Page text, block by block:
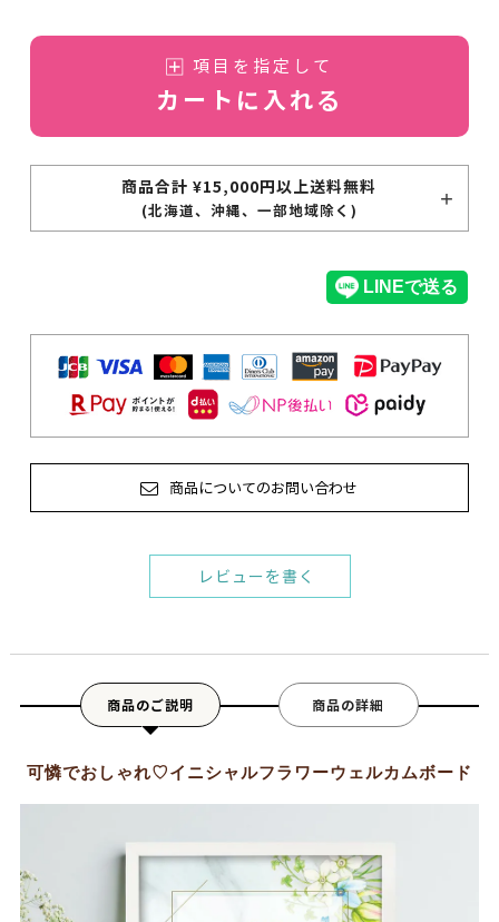
項目を指定して
カートに入れる
商品合計 ¥15,000円以上送料無料
(北海道、沖縄、一部地域除く)
商品についてのお問い合わせ
レビューを書く
商品のご説明 商品の詳細
可憐でおしゃれ♡イニシャルフラワーウェルカムボード